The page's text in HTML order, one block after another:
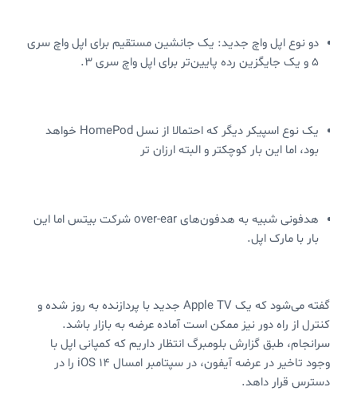
دو نوع اپل واچ جدید: یک جانشین مستقیم برای اپل واچ سری
5 و یک جایگزین رده پایین‌تر برای اپل واچ سری 3.
یک نوع اسپیکر دیگر که احتمالا از نسل HomePod خواهد
بود، اما این بار کوچکتر و البته ارزان تر
هدفونی شبیه به هدفون‌های over-ear شرکت بیتس اما این
بار با مارک اپل.
گفته می‌شود که یک Apple TV جدید با پردازنده به روز شده و
کنترل از راه دور نیز ممکن است آماده عرضه به بازار باشد.
سرانجام، طبق گزارش بلومبرگ انتظار داریم که کمپانی اپل با
وجود تاخیر در عرضه آیفون، در سپتامبر امسال iOS 14 را در
دسترس قرار داهد.